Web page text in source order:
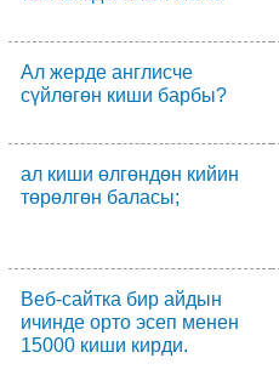
Ал жерде англисче
сүйлөгөн киши барбы?
ал киши өлгөндөн кийин
төрөлгөн баласы;
Веб-сайтка бир айдын
ичинде орто эсеп менен
15000 киши кирди.